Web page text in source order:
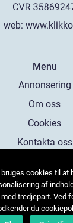
web:
Menu
Annonsering
Om oss
Cookies
Kontakta oss
cookies til at
af
tredjepart. Ved
du